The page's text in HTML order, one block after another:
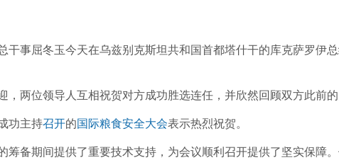
事屈冬玉今天在乌兹别克斯坦共和国首都塔什干的库克萨罗伊
两位领导人互相祝贺对方成功胜选连任，并欣然回顾双方此前的
功主持召开的国际粮食安全大会表示热烈祝贺。
筹备期间提供了重要技术支持，为会议顺利召开提供了坚实保障